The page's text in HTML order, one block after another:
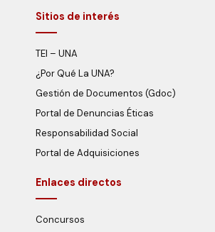
Sitios de interés
TEI – UNA
¿Por Qué La UNA?
Gestión de Documentos (Gdoc)
Portal de Denuncias Éticas
Responsabilidad Social
Portal de Adquisiciones
Enlaces directos
Concursos